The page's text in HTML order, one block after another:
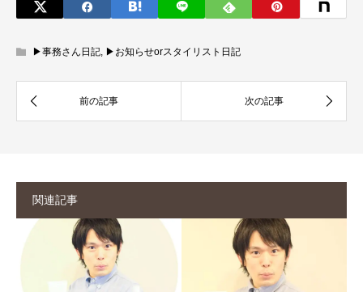
▶︎事務さん日記, ▶︎お知らせorスタイリスト日記
関連記事